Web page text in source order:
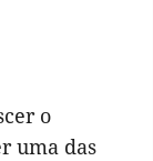
o
uma das